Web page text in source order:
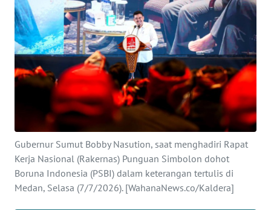
Gubernur Sumut Bobby Nasution, saat menghadiri Rapat
Kerja Nasional (Rakernas) Punguan Simbolon dohot
Boruna Indonesia (PSBI) dalam keterangan tertulis di
Medan, Selasa (7/7/2026). [WahanaNews.co/Kaldera]
SAINS-TEKNO
KESEHATAN
INTERNASIONAL
SERBA-SERBI
PENDIDIKAN
OLAHRAGA